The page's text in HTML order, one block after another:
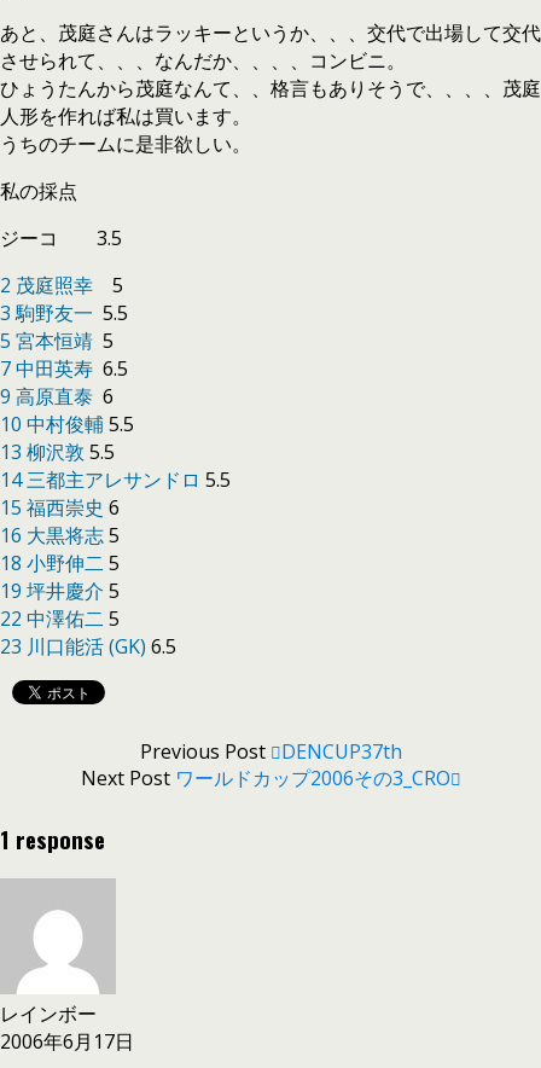
あと、茂庭さんはラッキーというか、、、交代で出場して交代
させられて、、、なんだか、、、、コンビニ。
ひょうたんから茂庭なんて、、格言もありそうで、、、、茂庭
人形を作れば私は買います。
うちのチームに是非欲しい。
私の採点
ジーコ 3.5
2 茂庭照幸 5
3 駒野友一 5.5
5 宮本恒靖 5
7 中田英寿 6.5
9 高原直泰 6
10 中村俊輔5.5
13 柳沢敦 5.5
14 三都主アレサンドロ 5.5
15 福西崇史 6
16 大黒将志5
18 小野伸二5
19 坪井慶介 5
22 中澤佑二5
23 川口能活 (GK) 6.5
Previous Post
DENCUP37th
Next Post ワールドカップ2006その3_CRO
1 response
レインボー
2006年6月17日